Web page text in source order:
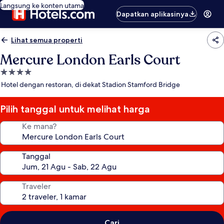
Langsung ke konten utama
Dapatkan aplikasinya
Lihat semua properti
Mercure London Earls Court
Properti
bintang
Hotel dengan restoran, di dekat Stadion Stamford Bridge
Pilih tanggal untuk melihat harga
Ke mana?
Tanggal
Traveler